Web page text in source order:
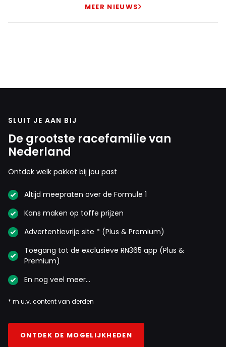
MEER NIEUWS
SLUIT JE AAN BIJ
De grootste racefamilie van
Nederland
Ontdek welk pakket bij jou past
Altijd meepraten over de Formule 1
Kans maken op toffe prijzen
Advertentievrije site * (Plus & Premium)
Toegang tot de exclusieve RN365 app (Plus &
Premium)
En nog veel meer…
* m.u.v. content van derden
ONTDEK DE MOGELIJKHEDEN